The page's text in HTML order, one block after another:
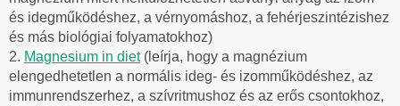
és idegműködéshez, a vérnyomáshoz, a fehérjeszintézishez
és más biológiai folyamatokhoz)
2. Magnesium in diet(leírja, hogy a magnézium
elengedhetetlen a normális ideg- és izomműködéshez, az
immunrendszerhez, a szívritmushoz és az erős csontokhoz,